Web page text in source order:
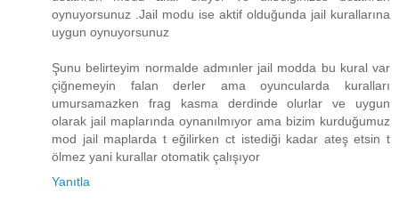
oynuyorsunuz .Jail modu ise aktif olduğunda jail kurallarına
uygun oynuyorsunuz
Şunu belirteyim normalde admınler jail modda bu kural var
çiğnemeyin falan derler ama oyuncularda kuralları
umursamazken frag kasma derdinde olurlar ve uygun
olarak jail maplarında oynanılmıyor ama bizim kurduğumuz
mod jail maplarda t eğilirken ct istediği kadar ateş etsin t
ölmez yani kurallar otomatik çalışıyor
Yanıtla